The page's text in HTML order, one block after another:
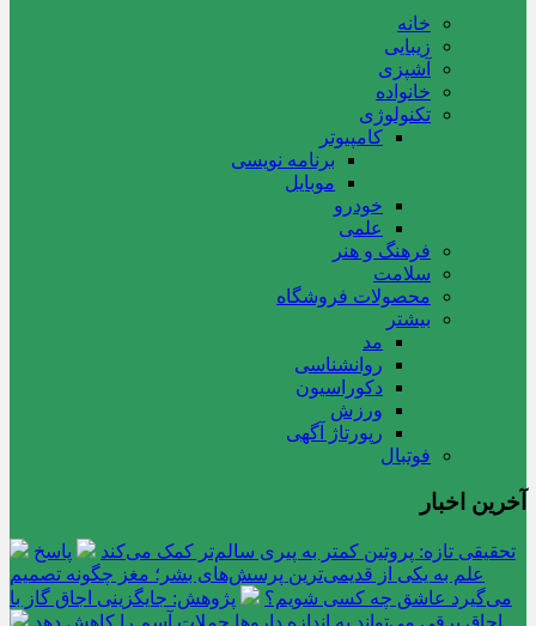
خانه
زیبایی
آشپزی
خانواده
تکنولوژی
کامپیوتر
برنامه نویسی
موبایل
خودرو
علمی
فرهنگ و هنر
سلامت
محصولات فروشگاه
بیشتر
مد
روانشناسی
دکوراسیون
ورزش
رپورتاژ آگهی
فوتبال
آخرین اخبار
تحقیقی تازه: پروتین کمتر به پیری سالم‌تر کمک می‌کند
پاسخ
علم به یکی از قدیمی‌ترین پرسش‌های بشر؛ مغز چگونه تصمیم
می‌گیرد عاشق چه کسی شویم؟
پژوهش: جایگزینی اجاق گاز با
اجاق برقی می‌تواند به اندازه داروها حملات آسم را کاهش دهد